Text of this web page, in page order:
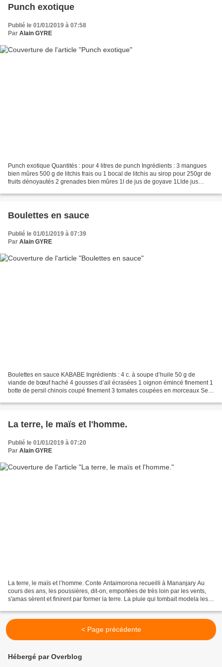
Punch exotique
Publié le 01/01/2019 à 07:58
Par Alain GYRE
Punch exotique Quantités : pour 4 litres de punch Ingrédients : 3 mangues
bien mûres 500 g de litchis frais ou 1 bocal de litchis au sirop pour 250gr de
fruits dénoyautés 2 grenades bien mûres 1l de jus de goyave 1Llde jus
Boulettes en sauce
Publié le 01/01/2019 à 07:39
Par Alain GYRE
Boulettes en sauce KABABE Ingrédients : 4 c. à soupe d’huile 50 g de
viande de bœuf haché 4 gousses d’ail écrasées 1 oignon émincé finement 1
botte de persil chinois coupé finement 3 tomates coupées en morceaux Sel,
La terre, le maïs et l'homme.
Publié le 01/01/2019 à 07:20
Par Alain GYRE
La terre, le maïs et l’homme. Conte Antaimorona recueilli à Mananjary Au
cours des ans, les poussières, dit-on, emportées de très loin par les vents,
s'amas sèrent et finirent par former la terre. La pluie qui tombait modela les
< Page précédente
Hébergé par Overblog